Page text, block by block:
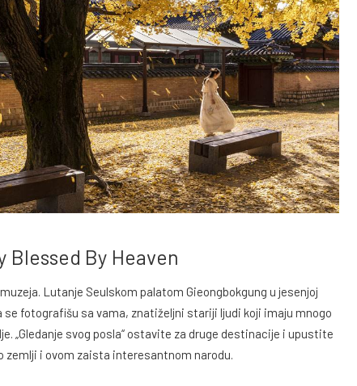
By Heaven
Lutanje Seulskom palatom Gieongbokgung u jesenjoj
fotografišu sa vama, znatiželjni stariji ljudi koji imaju mnogo
„Gledanje svog posla“ ostavite za druge destinacije i upustite
zemlji i ovom zaista interesantnom narodu.